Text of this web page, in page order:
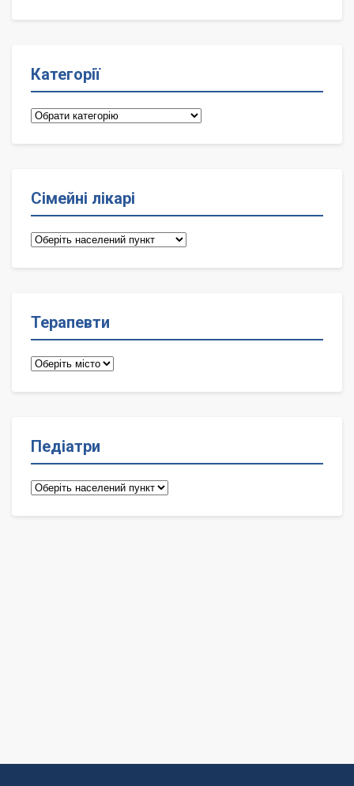
Категорії
Категорії
Сімейні лікарі
Сімейні
Терапевти
Терапевти
Педіатри
Педіатри